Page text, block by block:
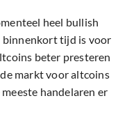
heel bullish
binnenkort tijd is voor
beter presteren
markt voor altcoins
handelaren er